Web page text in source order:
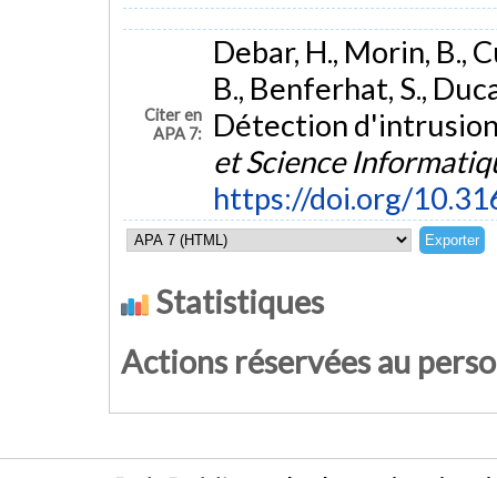
Citer en
APA 7:
Debar, H., Morin, B.,
B., Benferhat, S.,
Détection
et Science
https://doi.org/
Statistiques
Actions réservées au